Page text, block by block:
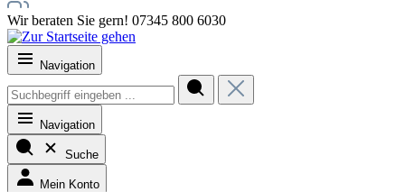
Wir beraten Sie gern! 07345 800 6030
Navigation
Navigation
Suche
Mein Konto